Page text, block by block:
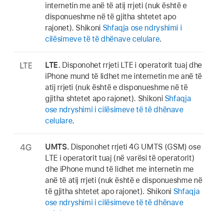
internetin me anë të atij rrjeti (nuk është e
disponueshme në të gjitha shtetet apo
rajonet). Shikoni Shfaqja ose ndryshimi i
cilësimeve të të dhënave celulare.
LTE. Disponohet rrjeti LTE i operatorit tuaj dhe
iPhone mund të lidhet me internetin me anë të
atij rrjeti (nuk është e disponueshme në të
gjitha shtetet apo rajonet). Shikoni Shfaqja
ose ndryshimi i cilësimeve të të dhënave
celulare.
UMTS. Disponohet rrjeti 4G UMTS (GSM) ose
LTE i operatorit tuaj (në varësi të operatorit)
dhe iPhone mund të lidhet me internetin me
anë të atij rrjeti (nuk është e disponueshme në
të gjitha shtetet apo rajonet). Shikoni Shfaqja
ose ndryshimi i cilësimeve të të dhënave